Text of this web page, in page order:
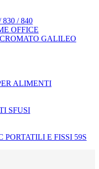
830 / 840
OFFICE
GALILEO
ALIMENTI
SFUSI
E FISSI 59S